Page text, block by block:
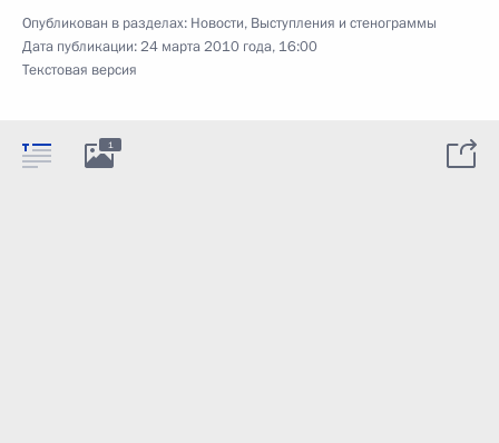
Опубликован в разделах: Новости, Выступления и стенограммы
Дата публикации:24 марта 2010 года, 16:00
Текстовая версия
1